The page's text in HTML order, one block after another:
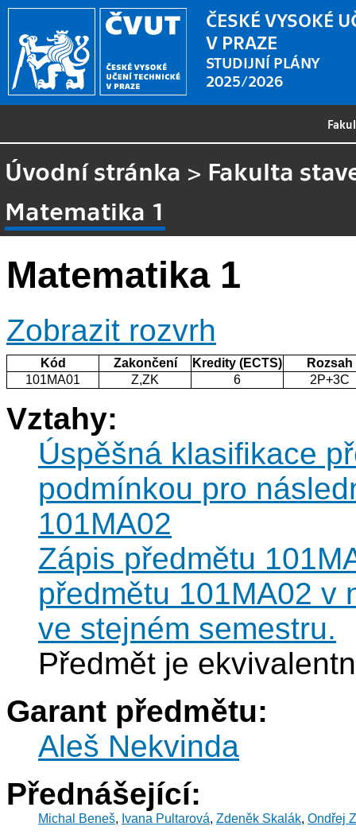
ČESKÉ VYSOKÉ
V PRAZE
STUDIJNÍ PLÁNY
2025/2026
Úvodní stránka > Fakulta
Matematika 1
Matematika 1
Zobrazit rozvrh
Kód Zakončení Kredity (ECTS)
Rozsah
101MA01
Z,ZK 6 2P+3C
Vztahy:
Úspěšná klasifikace
podmínkou pro
101MA02
Zápis předmětu
předmětu 101MA02 v
ve stejném semestru.
Předmět je
Garant předmětu:
Aleš Nekvinda
Přednášející:
Michal Beneš, Ivana Pultarová, Zdeněk Skalák, Ondřej